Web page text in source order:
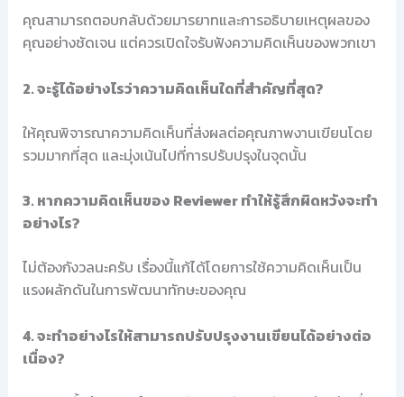
คุณสามารถตอบกลับด้วยมารยาทและการอธิบายเหตุผลของ
คุณอย่างชัดเจน แต่ควรเปิดใจรับฟังความคิดเห็นของพวกเขา
2. จะรู้ได้อย่างไรว่าความคิดเห็นใดที่สำคัญที่สุด?
ให้คุณพิจารณาความคิดเห็นที่ส่งผลต่อคุณภาพงานเขียนโดย
รวมมากที่สุด และมุ่งเน้นไปที่การปรับปรุงในจุดนั้น
3. หากความคิดเห็นของ Reviewer ทำให้รู้สึกผิดหวังจะทำ
อย่างไร?
ไม่ต้องกังวลนะครับ เรื่องนี้แก้ได้โดยการใช้ความคิดเห็นเป็น
แรงผลักดันในการพัฒนาทักษะของคุณ
4. จะทำอย่างไรให้สามารถปรับปรุงงานเขียนได้อย่างต่อ
เนื่อง?